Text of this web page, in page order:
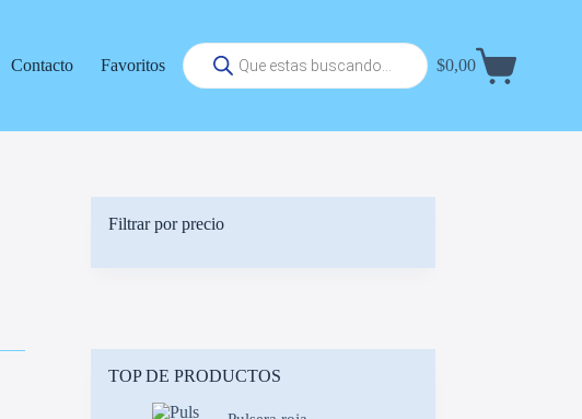
Contacto Favoritos
Búsqueda
de
productos
Carrito
$0,00
Filtrar por precio
TOP DE PRODUCTOS